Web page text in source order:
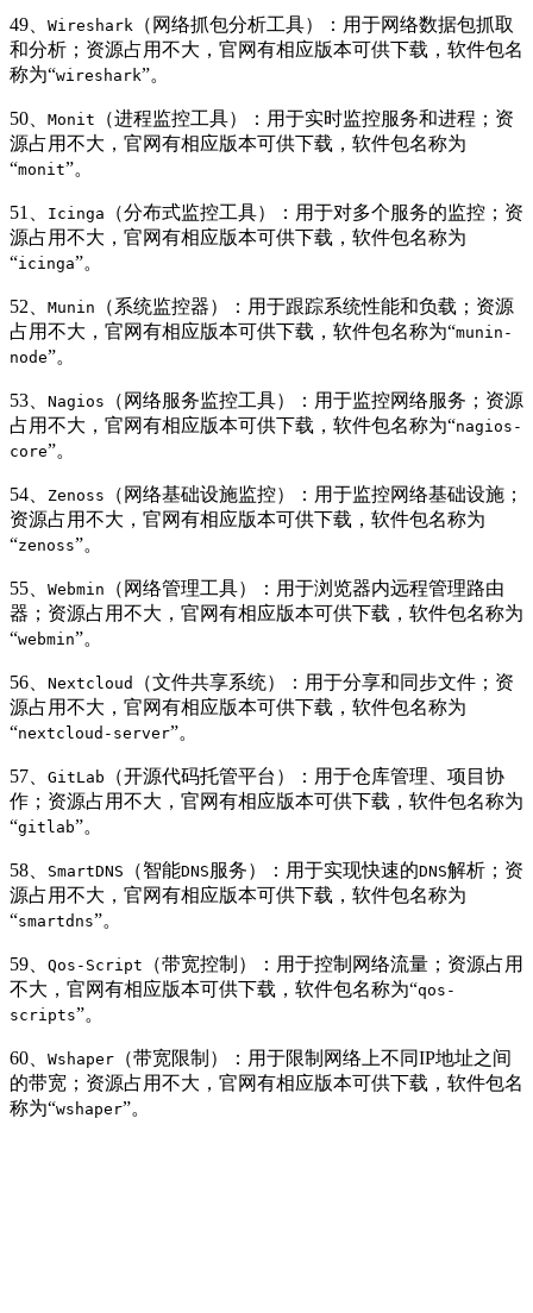
49、 Wireshark （网络抓包分析工具）：用于网络数据包抓取
和分析；资源占用不大，官网有相应版本可供下载，软件包名
称为“wireshark”。
50、 Monit
（进程监控工具）：用于实时监控服务和进程；资
源占用不大，官网有相应版本可供下载，软件包名称为
“monit”。
51、 Icinga
（分布式监控工具）：用于对多个服务的监控；资
源占用不大，官网有相应版本可供下载，软件包名称为
“icinga”。
52、 Munin
（系统监控器）：用于跟踪系统性能和负载；资源
占用不大，官网有相应版本可供下载，软件包名称为“munin-
node”。
53、 Nagios
（网络服务监控工具）：用于监控网络服务；资源
占用不大，官网有相应版本可供下载，软件包名称为“nagios-
core”。
54、 Zenoss
（网络基础设施监控）：用于监控网络基础设施；
资源占用不大，官网有相应版本可供下载，软件包名称为
“zenoss”。
55、 Webmin
（网络管理工具）：用于浏览器内远程管理路由
器；资源占用不大，官网有相应版本可供下载，软件包名称为
“webmin”。
56、 Nextcloud
（文件共享系统）：用于分享和同步文件；资
源占用不大，官网有相应版本可供下载，软件包名称为
“nextcloud-server”。
57、 GitLab
（开源代码托管平台）：用于仓库管理、项目协
作；资源占用不大，官网有相应版本可供下载，软件包名称为
“gitlab”。
58、 SmartDNS （智能DNS 服务）：用于实现快速的DNS解析；资
源占用不大，官网有相应版本可供下载，软件包名称为
“smartdns”。
59、 Qos-Script
（带宽控制）：用于控制网络流量；资源占用
不大，官网有相应版本可供下载，软件包名称为“qos-
scripts”。
60、 Wshaper （带宽限制）：用于限制网络上不同IP地址之间
的带宽；资源占用不大，官网有相应版本可供下载，软件包名
称为“wshaper”。